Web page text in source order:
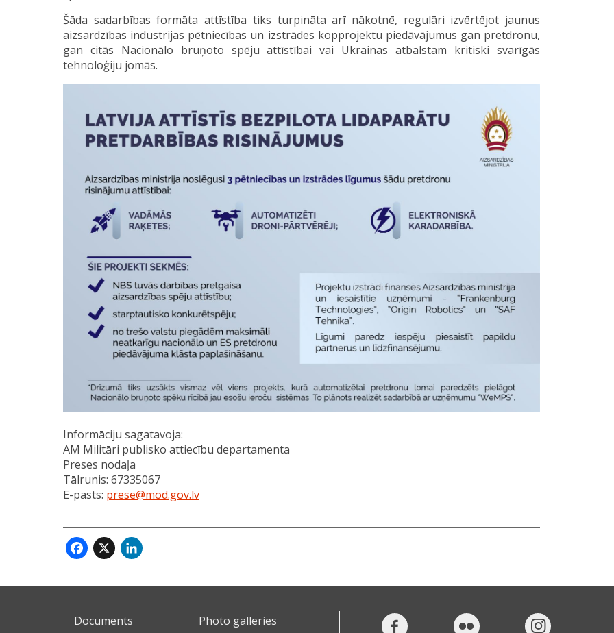
Šāda sadarbības formāta attīstība tiks turpināta arī nākotnē, regulāri izvērtējot jaunus
aizsardzības industrijas pētniecības un izstrādes kopprojektu piedāvājumus gan pretdronu,
gan citās Nacionālo bruņoto spēju attīstībai vai Ukrainas atbalstam kritiski svarīgās
tehnoloģiju jomās.
Informāciju sagatavoja:
AM Militāri publisko attiecību departamenta
Preses nodaļa
Tālrunis: 67335067
E-pasts: prese@mod.gov.lv
Facebook
X
Documents Photo galleries